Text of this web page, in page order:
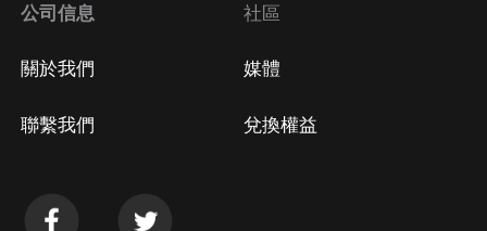
公司信息
關於我們
聯繫我們
社區
媒體
兌換權益